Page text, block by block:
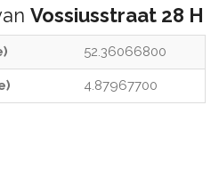
Vossiusstraat 28 H
52.36066800
4.87967700